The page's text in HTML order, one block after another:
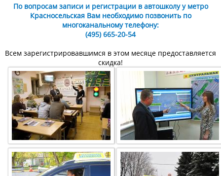
По вопросам записи и регистрации в автошколу у метро
Красносельская Вам необходимо позвонить по
многоканальному телефону:
(495) 665-20-54
Всем зарегистрировавшимся в этом месяце предоставляется
скидка!